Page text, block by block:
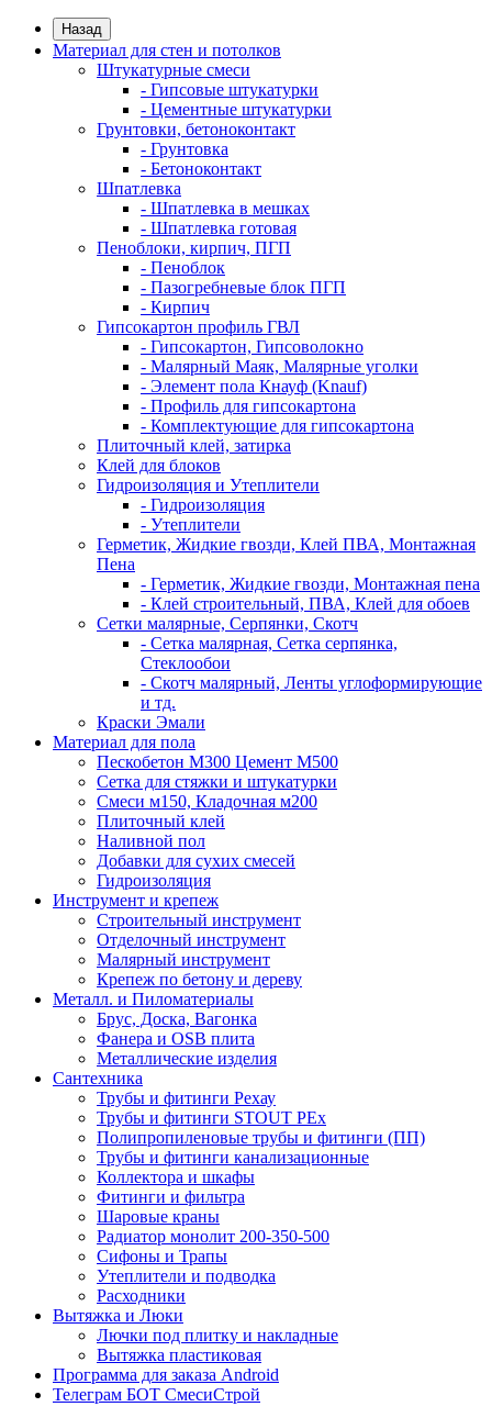
Назад
Материал для стен и потолков
Штукатурные смеси
- Гипсовые штукатурки
- Цементные штукатурки
Грунтовки, бетоноконтакт
- Грунтовка
- Бетоноконтакт
Шпатлевка
- Шпатлевка в мешках
- Шпатлевка готовая
Пеноблоки, кирпич, ПГП
- Пеноблок
- Пазогребневые блок ПГП
- Кирпич
Гипсокартон профиль ГВЛ
- Гипсокартон, Гипсоволокно
- Малярный Маяк, Малярные уголки
- Элемент пола Кнауф (Knauf)
- Профиль для гипсокартона
- Комплектующие для гипсокартона
Плиточный клей, затирка
Клей для блоков
Гидроизоляция и Утеплители
- Гидроизоляция
- Утеплители
Герметик, Жидкие гвозди, Клей ПВА, Монтажная
Пена
- Герметик, Жидкие гвозди, Монтажная пена
- Клей строительный, ПВА, Клей для обоев
Сетки малярные, Серпянки, Скотч
- Сетка малярная, Сетка серпянка,
Стеклообои
- Скотч малярный, Ленты углоформирующие
и тд.
Краски Эмали
Материал для пола
Пескобетон М300 Цемент М500
Сетка для стяжки и штукатурки
Смеси м150, Кладочная м200
Плиточный клей
Наливной пол
Добавки для сухих смесей
Гидроизоляция
Инструмент и крепеж
Строительный инструмент
Отделочный инструмент
Малярный инструмент
Крепеж по бетону и дереву
Металл. и Пиломатериалы
Брус, Доска, Вагонка
Фанера и OSB плита
Металлические изделия
Сантехника
Трубы и фитинги Рехау
Трубы и фитинги STOUT PEx
Полипропиленовые трубы и фитинги (ПП)
Трубы и фитинги канализационные
Коллектора и шкафы
Фитинги и фильтра
Шаровые краны
Радиатор монолит 200-350-500
Сифоны и Трапы
Утеплители и подводка
Расходники
Вытяжка и Люки
Лючки под плитку и накладные
Вытяжка пластиковая
Программа для заказа Android
Телеграм БОТ СмесиСтрой